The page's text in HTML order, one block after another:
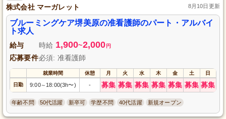
株式会社 マーガレット 8月10日更新
ブルーミングケア堺美原の准看護師のパート・アルバイ
ト求人
給与 時給 1,900~2,000 円
応募要件必須: 准看護師
就業時間 休憩 月 火 水 木 金 土 日
日勤 9:00～ 18:00(3h〜) - 募集 募集 募集 募集 募集 募集 募集
年齢不問 50代活躍 新卒可 学歴不問 40代活躍 新規オープン